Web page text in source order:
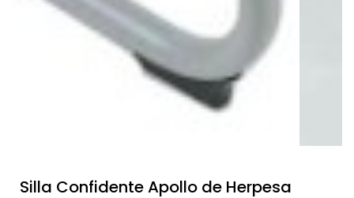
Silla Confidente Apollo de Herpesa